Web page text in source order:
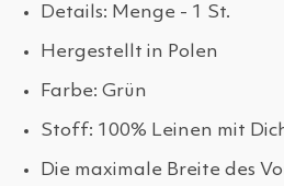
Details: Menge - 1 St.
Hergestellt in Polen
Farbe: Grün
Stoff: 100% Leinen mit
Die maximale Breite des